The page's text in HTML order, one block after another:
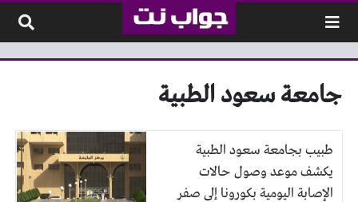
جامعة سعود الطبية
طبيب بجامعة سعود الطبية
يكشف موعد وصول حالات
الإصابة اليومية بكورونا إلى صفر